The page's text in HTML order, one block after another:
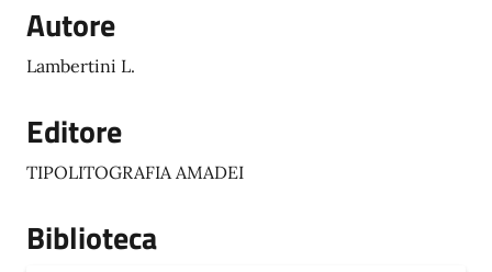
Autore
Lambertini L.
Editore
TIPOLITOGRAFIA AMADEI
Biblioteca